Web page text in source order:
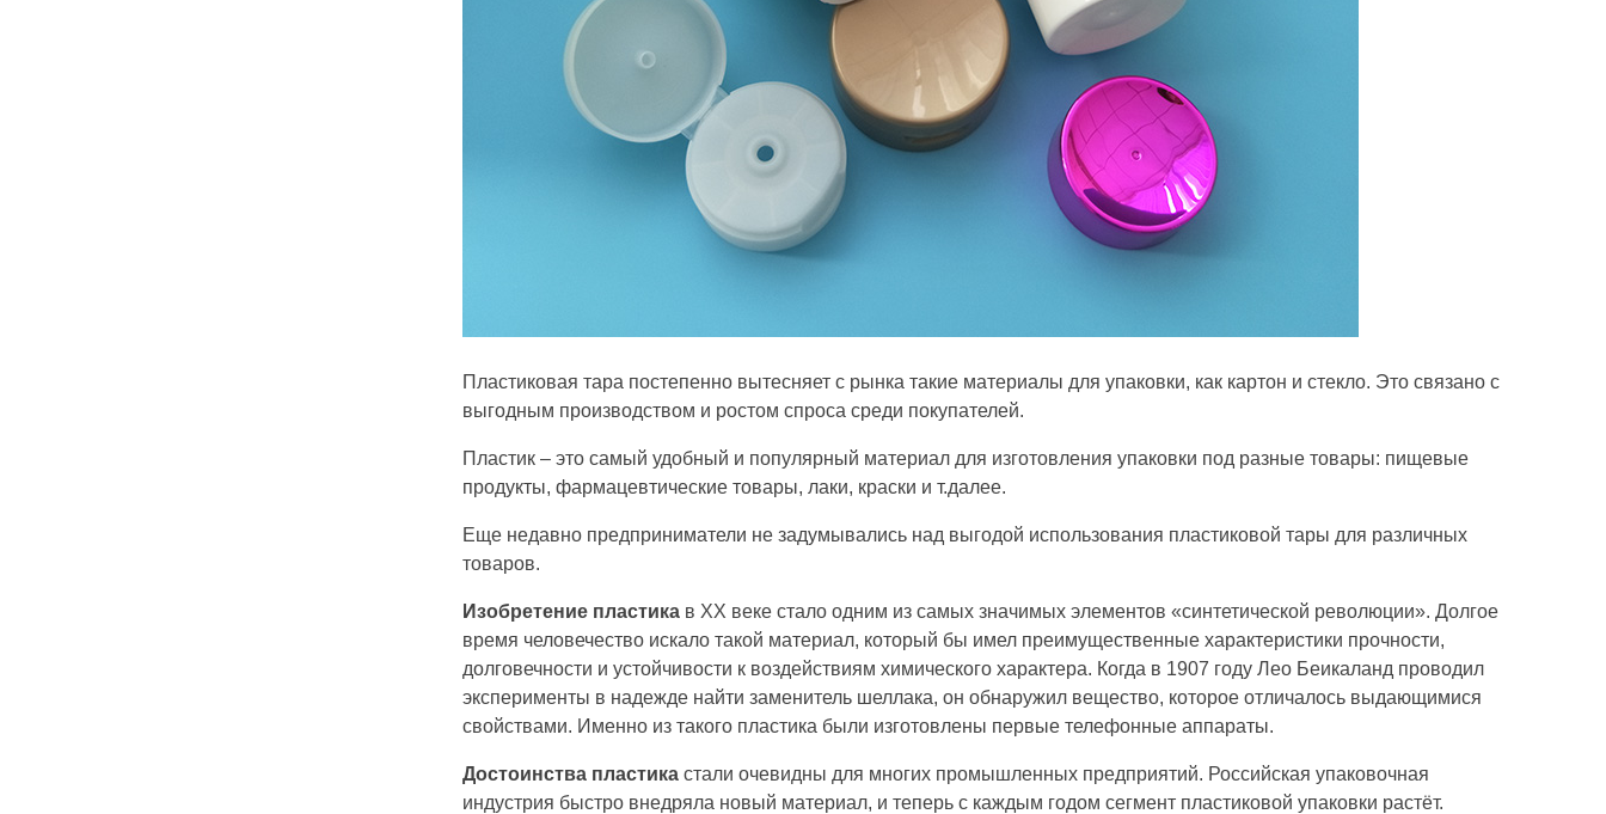
Пластиковая тара постепенно вытесняет с рынка такие материалы для упаковки, как картон и стекло. Это связано с
выгодным производством и ростом спроса среди покупателей.
Пластик – это самый удобный и популярный материал для изготовления упаковки под разные товары: пищевые
продукты, фармацевтические товары, лаки, краски и т.далее.
Еще недавно предприниматели не задумывались над выгодой использования пластиковой тары для различных
товаров.
Изобретение пластика в ХХ веке стало одним из самых значимых элементов «синтетической революции». Долгое
время человечество искало такой материал, который бы имел преимущественные характеристики прочности,
долговечности и устойчивости к воздействиям химического характера. Когда в 1907 году Лео Беикаланд проводил
эксперименты в надежде найти заменитель шеллака, он обнаружил вещество, которое отличалось выдающимися
свойствами. Именно из такого пластика были изготовлены первые телефонные аппараты.
Достоинства пластика стали очевидны для многих промышленных предприятий. Российская упаковочная
индустрия быстро внедряла новый материал, и теперь с каждым годом сегмент пластиковой упаковки растёт.